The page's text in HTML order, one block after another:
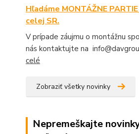
Hľadáme MONTÁŽNE
celej SR.
V prípade záujmu o montážnu
nás kontaktujte na
celé
Zobraziť všetky novinky
Nepremeškajte